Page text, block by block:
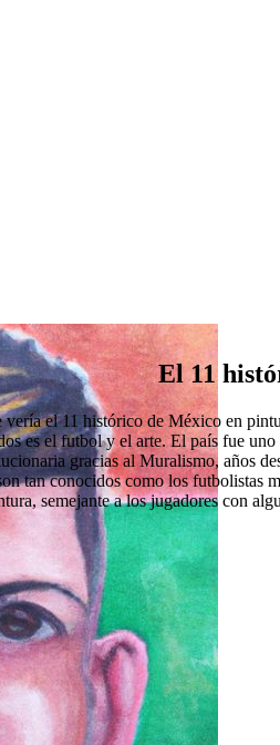
El 11
vería el 11 histórico de México en
es el futbol y el arte. El país fue
gracias al Muralismo, años
tan conocidos como los futbolistas
semejante a los jugadores con